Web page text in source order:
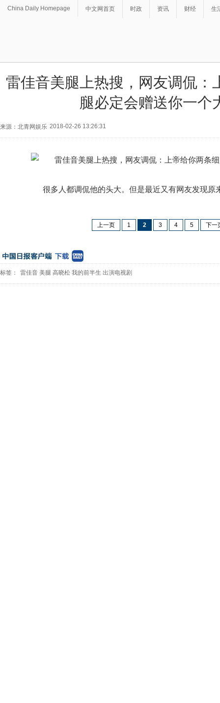
China Daily Homepage 中文网首页 时政 资讯 财经 生
雷佳音美腿上热搜，网友调侃：
腿必定会赠送你一个
来源：北青网娱乐 2018-02-26 13:26:31
很多人都调侃他的头大。但是最近又有网友发现原
上一页 1 2 3 4 5 下一
标签： 雷佳音 美腿 高晓松 我的前半生 出演电视剧